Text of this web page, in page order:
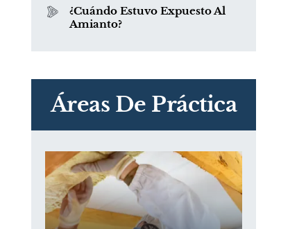
¿Cuándo Estuvo Expuesto Al
Amianto?
Áreas De Práctica